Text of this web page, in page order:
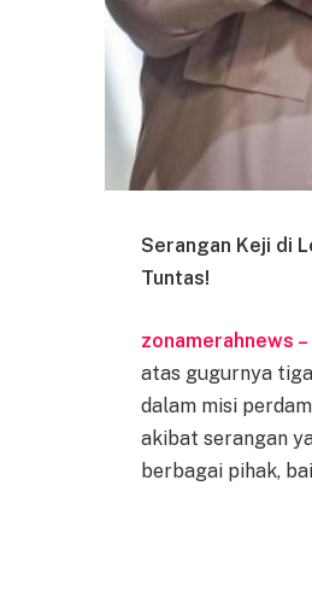
Serangan Keji di
Tuntas!
zonamerahnews –
atas gugurnya
dalam misi
akibat serangan
berbagai pihak,